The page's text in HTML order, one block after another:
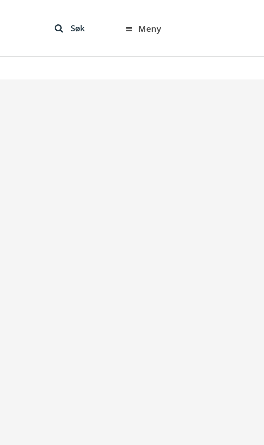
Søk Meny